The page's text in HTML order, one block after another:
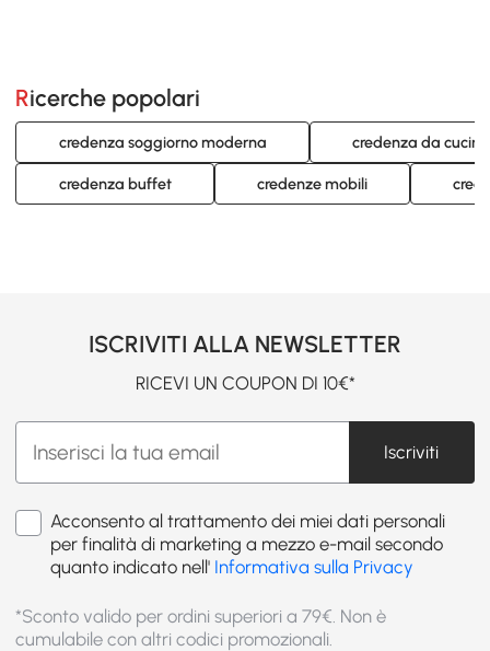
Ricerche popolari
credenza soggiorno moderna credenza da
credenza buffet credenze mobili
ISCRIVITI ALLA NEWSLETTER
RICEVI UN COUPON DI 10€*
Iscriviti
Acconsento al trattamento dei miei dati personali
per finalità di marketing a mezzo e-mail secondo
quanto indicato nell' Informativa sulla Privacy
*Sconto valido per ordini superiori a 79€. Non è
cumulabile con altri codici promozionali.